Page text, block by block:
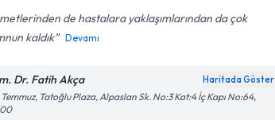
de hastalara yaklaşımlarından da çok
kaldık
Devamı
Dr. Fatih Akça Haritada Göster
Tatoğlu Plaza, Alpaslan Sk. No:3 Kat:4 İç Kapı No:64,